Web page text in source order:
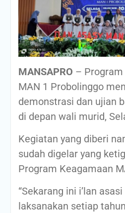
MANSAPRO –
MAN 1 Probolinggo
demonstrasi dan ujian
di depan wali murid,
Kegiatan yang diberi
sudah digelar yang
Program Keagamaan
“Sekarang ini i’lan
laksanakan setiap